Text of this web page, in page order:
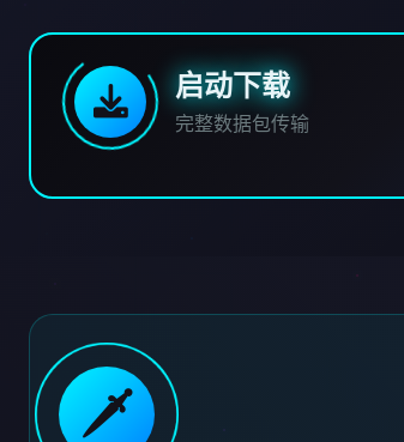
启动下载
完整数据包传输
🗡️